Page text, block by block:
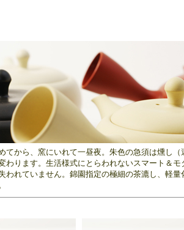
から、窯にいれて一昼夜。朱色の急須は燻し（
わります。生活様式にとらわれないスマート＆モ
われていません。錦園指定の極細の茶漉し、軽量